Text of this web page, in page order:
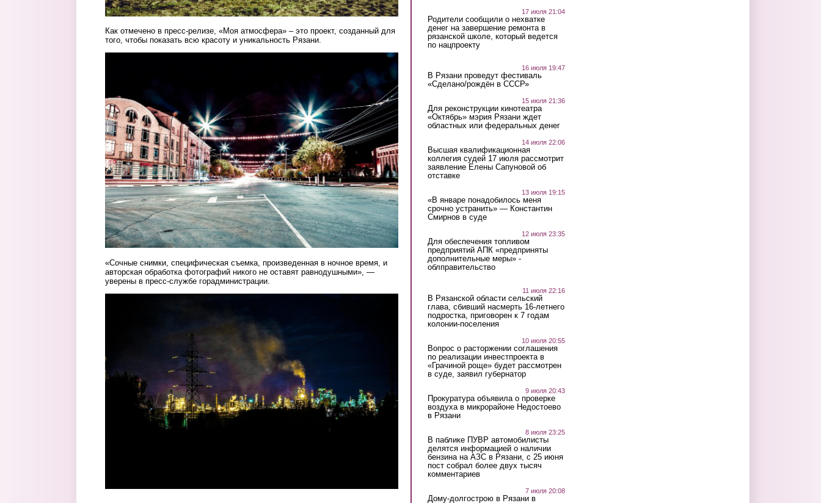
Как отмечено в пресс-релизе, «Моя атмосфера» – это проект, созданный для
того, чтобы показать всю красоту и уникальность Рязани.
«Сочные снимки, специфическая съемка, произведенная в ночное время, и
авторская обработка фотографий никого не оставят равнодушными», —
уверены в пресс-службе горадминистрации.
17 июля 21:04
Родители сообщили о нехватке
денег на завершение ремонта в
рязанской школе, который ведется
по нацпроекту
16 июля 19:47
В Рязани проведут фестиваль
«Сделано/рождён в СССР»
15 июля 21:36
Для реконструкции кинотеатра
«Октябрь» мэрия Рязани ждет
областных или федеральных денег
14 июля 22:06
Высшая квалификационная
коллегия судей 17 июля рассмотрит
заявление Елены Сапуновой об
отставке
13 июля 19:15
«В январе понадобилось меня
срочно устранить» — Константин
Смирнов в суде
12 июля 23:35
Для обеспечения топливом
предприятий АПК «предприняты
дополнительные меры» -
облправительство
11 июля 22:16
В Рязанской области сельский
глава, сбивший насмерть 16-летнего
подростка, приговорен к 7 годам
колонии-поселения
10 июля 20:55
Вопрос о расторжении соглашения
по реализации инвестпроекта в
«Грачиной роще» будет рассмотрен
в суде, заявил губернатор
9 июля 20:43
Прокуратура объявила о проверке
воздуха в микрорайоне Недостоево
в Рязани
8 июля 23:25
В паблике ПУВР автомобилисты
делятся информацией о наличии
бензина на АЗС в Рязани, с 25 июня
пост собрал более двух тысяч
комментариев
7 июля 20:08
Дому-долгострою в Рязани в